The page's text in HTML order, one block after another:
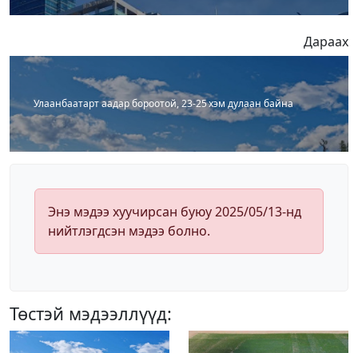
Дараах
Улаанбаатарт аадар бороотой, 23-25 хэм дулаан байна
Энэ мэдээ хуучирсан буюу 2025/05/13-нд
нийтлэгдсэн мэдээ болно.
Төстэй мэдээллүүд: